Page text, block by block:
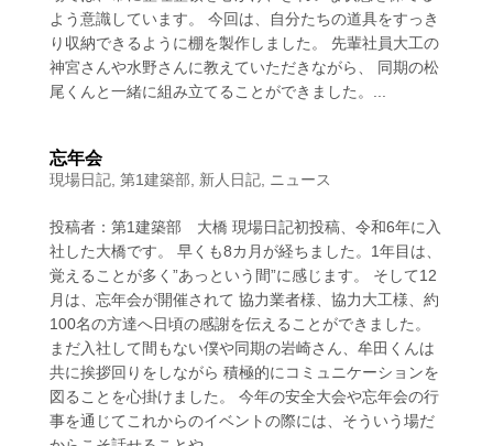
よう意識しています。 今回は、自分たちの道具をすっき
り収納できるように棚を製作しました。 先輩社員大工の
神宮さんや水野さんに教えていただきながら、 同期の松
尾くんと一緒に組み立てることができました。...
忘年会
現場日記, 第1建築部 新人日記, ニュース
投稿者：第1建築部 大橋 現場日記初投稿、令和6年に入
社した大橋です。 早くも8カ月が経ちました。1年目は、
覚えることが多く”あっという間”に感じます。 そして12
月は、忘年会が開催されて 協力業者様、協力大工様、約
100名の方達へ日頃の感謝を伝えることができました。
まだ入社して間もない僕や同期の岩崎さん、牟田くんは
共に挨拶回りをしながら 積極的にコミュニケーションを
図ることを心掛けました。 今年の安全大会や忘年会の行
事を通じてこれからのイベントの際には、そういう場だ